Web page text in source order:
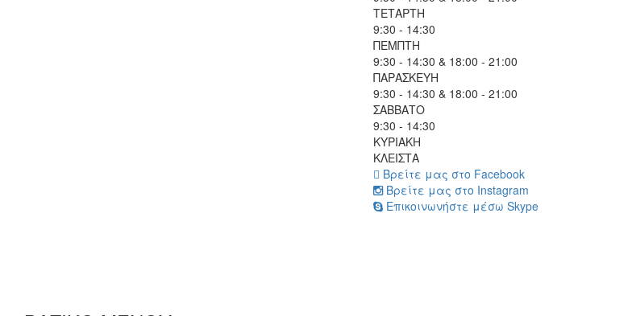
ΤΕΤΑΡΤΗ
9:30 - 14:30
ΠΕΜΠΤΗ
9:30 - 14:30 & 18:00 - 21:00
ΠΑΡΑΣΚΕΥΗ
9:30 - 14:30 & 18:00 - 21:00
ΣΑΒΒΑΤΟ
9:30 - 14:30
ΚΥΡΙΑΚΗ
ΚΛΕΙΣΤΑ
Βρείτε μας στο Facebook
Βρείτε μας στο Instagram
Επικοινωνήστε μέσω Skype